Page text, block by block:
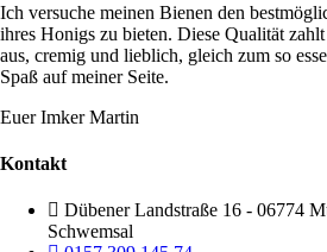
Ich versuche meinen Bienen den
ihres Honigs zu bieten. Diese Qualität
aus, cremig und lieblich, gleich zum so
Spaß auf meiner Seite.
Euer Imker Martin
Kontakt
Dübener Landstraße 16 - 06774
Schwemsal